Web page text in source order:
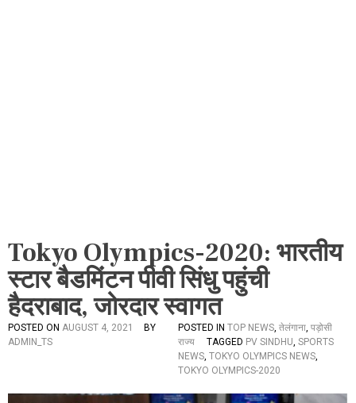
Tokyo Olympics-2020: भारतीय
स्टार बैडमिंटन पीवी सिंधु पहुंची
हैदराबाद, जोरदार स्वागत
POSTED ON AUGUST 4, 2021
BY
ADMIN_TS
POSTED IN TOP NEWS, तेलंगाना, पड़ोसी
राज्य
TAGGED PV SINDHU, SPORTS
NEWS, TOKYO OLYMPICS NEWS,
TOKYO OLYMPICS-2020